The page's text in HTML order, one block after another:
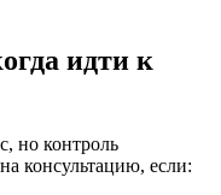
идти к
но контроль
консультацию, если: